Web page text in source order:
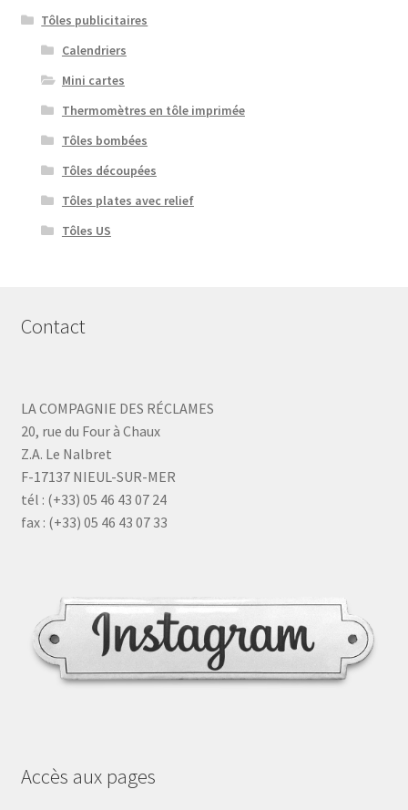
Tôles publicitaires
Calendriers
Mini cartes
Thermomètres en tôle imprimée
Tôles bombées
Tôles découpées
Tôles plates avec relief
Tôles US
Contact
LA COMPAGNIE DES RÉCLAMES
20, rue du Four à Chaux
Z.A. Le Nalbret
F-17137 NIEUL-SUR-MER
tél : (+33) 05 46 43 07 24
fax : (+33) 05 46 43 07 33
Accès aux pages